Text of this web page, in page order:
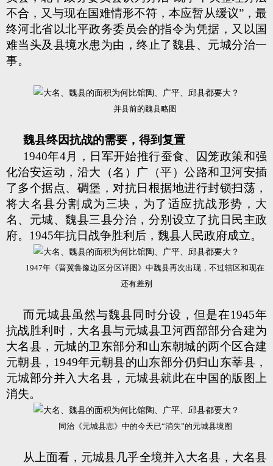
不合，又与现在国难情形不符，本应暂从缓议”，最
终河北省以北平政务委员会的指令为凭据，又以国
难当头及县境水患为由，终止了魏县、元城分治一
事。
并县前的魏县略图
魏县终因抗战的需要，得到复置
1940年4月，日军开始推行蚕食、囚笼政策和强
化治安运动，沿大（名）广（平）公路和卫河安插
了多个据点、碉堡，对抗日根据地进行封锁扫荡，
将大名县分割成为三块，为了适应抗战形势，大
名、元城、魏县三县分治，分别设立了抗日民主政
府。1945年抗日战争胜利后，魏县人民政府成立。
1947年《晋冀鲁豫边区分区详图》中魏县再次出现，不过辖区和现在
还有差别
而元城县虽然与魏县同时分设，但是在1945年
抗战胜利时，大名县与元城县卫河西部部分合建为
大名县，元城的卫东部分和山东朝城的两个区合建
元朝县，1949年元朝县的山东部分仍归山东莘县，
元城部分并入大名县，元城县就此在中国的版图上
消失。
同治《元城县志》中的今天已“消失”的元城县境图
从上面看，元城县几乎全境并入大名县，大名县